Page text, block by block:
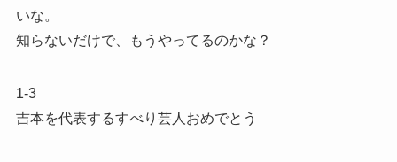
いな。
知らないだけで、もうやってるのかな？
1-3
吉本を代表するすべり芸人おめでとう